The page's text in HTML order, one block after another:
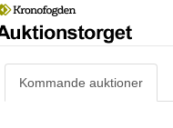
Kommande auktioner